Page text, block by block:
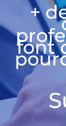
+
font